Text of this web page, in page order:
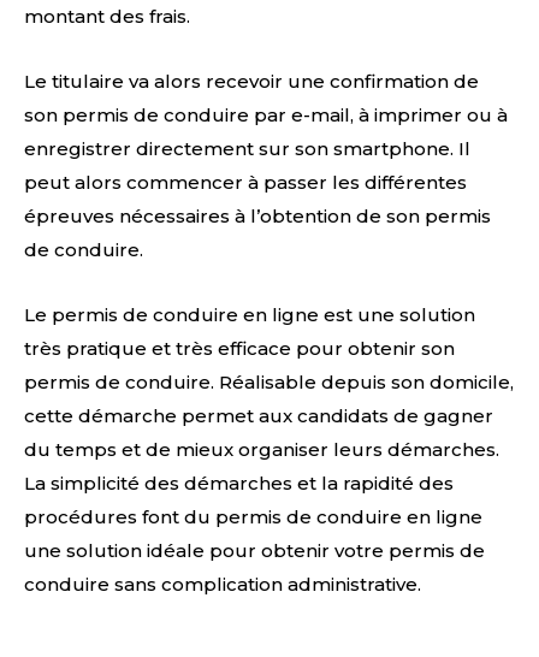
montant des frais.
Le titulaire va alors recevoir une confirmation de
son permis de conduire par e-mail, à imprimer ou à
enregistrer directement sur son smartphone. Il
peut alors commencer à passer les différentes
épreuves nécessaires à l’obtention de son permis
de conduire.
Le permis de conduire en ligne est une solution
très pratique et très efficace pour obtenir son
permis de conduire. Réalisable depuis son domicile,
cette démarche permet aux candidats de gagner
du temps et de mieux organiser leurs démarches.
La simplicité des démarches et la rapidité des
procédures font du permis de conduire en ligne
une solution idéale pour obtenir votre permis de
conduire sans complication administrative.